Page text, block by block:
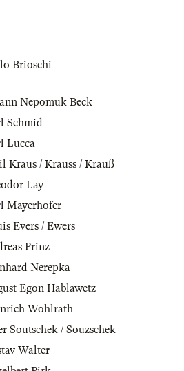
Brioschi
Nepomuk Beck
Schmid
Lucca
Kraus / Krauss / Krauß
Lay
Mayerhofer
Evers / Ewers
Prinz
Nerepka
Egon Hablawetz
Wohlrath
Soutschek / Souzschek
Walter